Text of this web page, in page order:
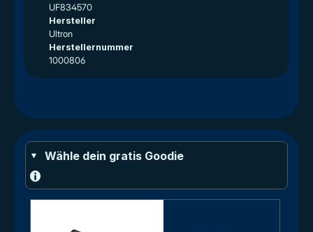
UF834570
Hersteller
Ultron
Herstellernummer
1000806
Wähle dein gratis Goodie